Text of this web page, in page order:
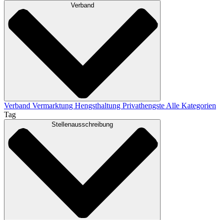
Verband
Verband Vermarktung Hengsthaltung PrivathengsteAlle Kategorien
Tag
Stellenausschreibung